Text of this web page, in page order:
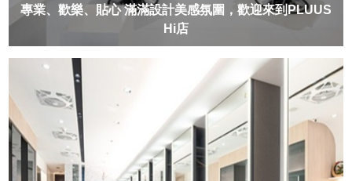
專業、歡樂、貼心 滿滿設計美感氛圍，歡迎來到PLUUS
Hi店